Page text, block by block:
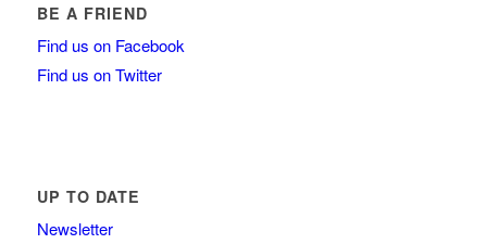
BE A FRIEND
Find us on Facebook
Find us on Twitter
UP TO DATE
Newsletter